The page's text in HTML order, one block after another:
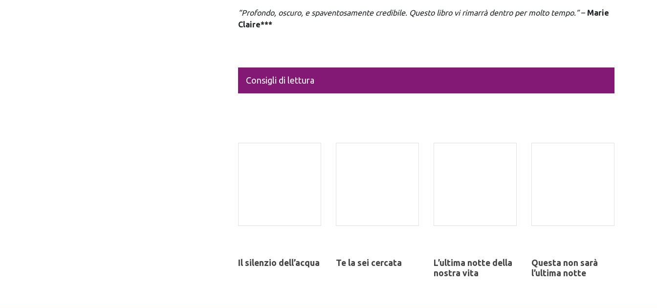
“Profondo, oscuro, e spaventosamente credibile. Questo libro vi rimarrà dentro per molto tempo.”– Marie
Claire***
Consigli di lettura
Il silenzio dell’acqua Te la sei cercata
L’ultima notte della
nostra vita
Questa non sarà
l’ultima notte